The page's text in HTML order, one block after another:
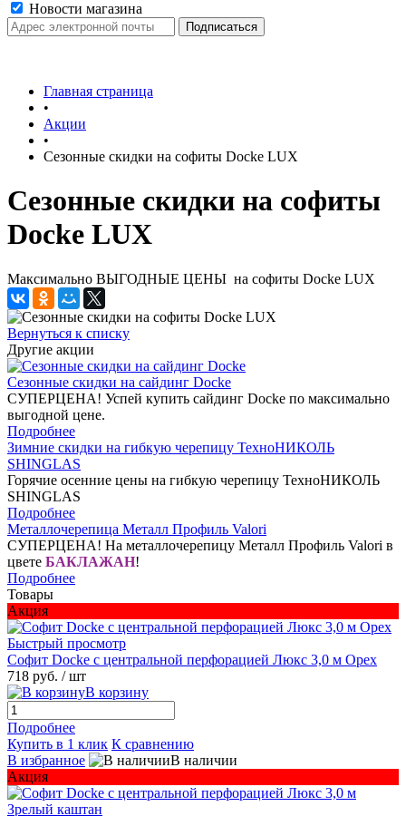
Новости магазина
Главная страница
•
Акции
•
Сезонные скидки на софиты Docke LUX
Сезонные скидки на софиты
Docke LUX
Максимально ВЫГОДНЫЕ ЦЕНЫ на софиты Docke LUX
Вернуться к списку
Другие акции
Сезонные скидки на сайдинг Docke
СУПЕРЦЕНА! Успей купить сайдинг Docke по максимально
выгодной цене.
Подробнее
Зимние скидки на гибкую черепицу ТехноНИКОЛЬ
SHINGLAS
Горячие осенние цены на гибкую черепицу ТехноНИКОЛЬ
SHINGLAS
Подробнее
Металлочерепица Металл Профиль Valori
СУПЕРЦЕНА! На металлочерепицу Металл Профиль Valori в
цвете БАКЛАЖАН!
Подробнее
Товары
Акция
Быстрый просмотр
Софит Docke с центральной перфорацией Люкс 3,0 м Орех
718 руб. / шт
В корзину
Подробнее
Купить в 1 клик К сравнению
В избранное
В наличии
Акция